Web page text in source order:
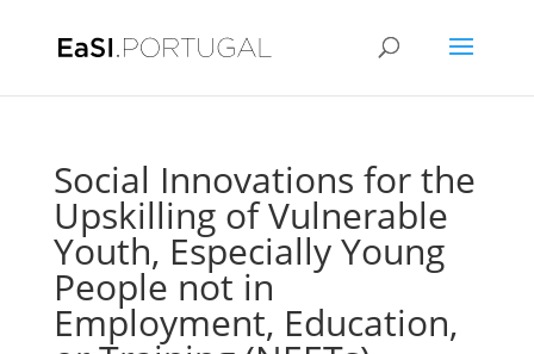
Social Innovations for the
Upskilling of Vulnerable
Youth, Especially Young
People not in
Employment, Education,